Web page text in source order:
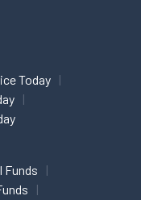
Today
Funds